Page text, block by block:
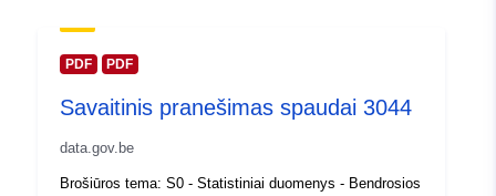
https://statbel.fgov.be/en
PDF PDF
Savaitinis pranešimas spaudai 3044
data.gov.be
Brošiūros tema: S0 - Statistiniai duomenys - Bendrosios